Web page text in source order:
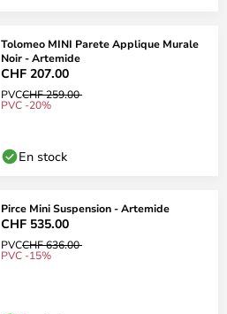
Tolomeo MINI Parete Applique Murale
Noir - Artemide
CHF 207.00
PVCCHF 259.00
PVC -20%
En stock
Pirce Mini Suspension - Artemide
CHF 535.00
PVCCHF 636.00
PVC -15%